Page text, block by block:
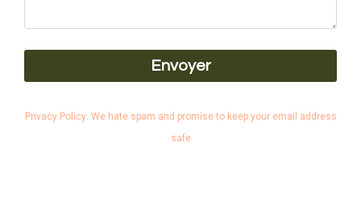
Envoyer
Privacy Policy: We hate spam and promise to keep your email address
safe